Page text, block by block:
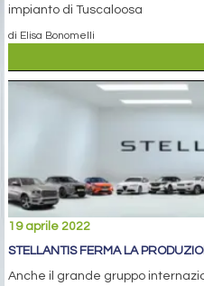
impianto di Tuscaloosa
di Elisa Bonomelli
19 aprile 2022
STELLANTIS FERMA LA
Anche il grande gruppo